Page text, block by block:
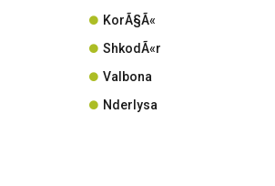
KorÃ§Ã«
ShkodÃ«r
Valbona
Nderlysa